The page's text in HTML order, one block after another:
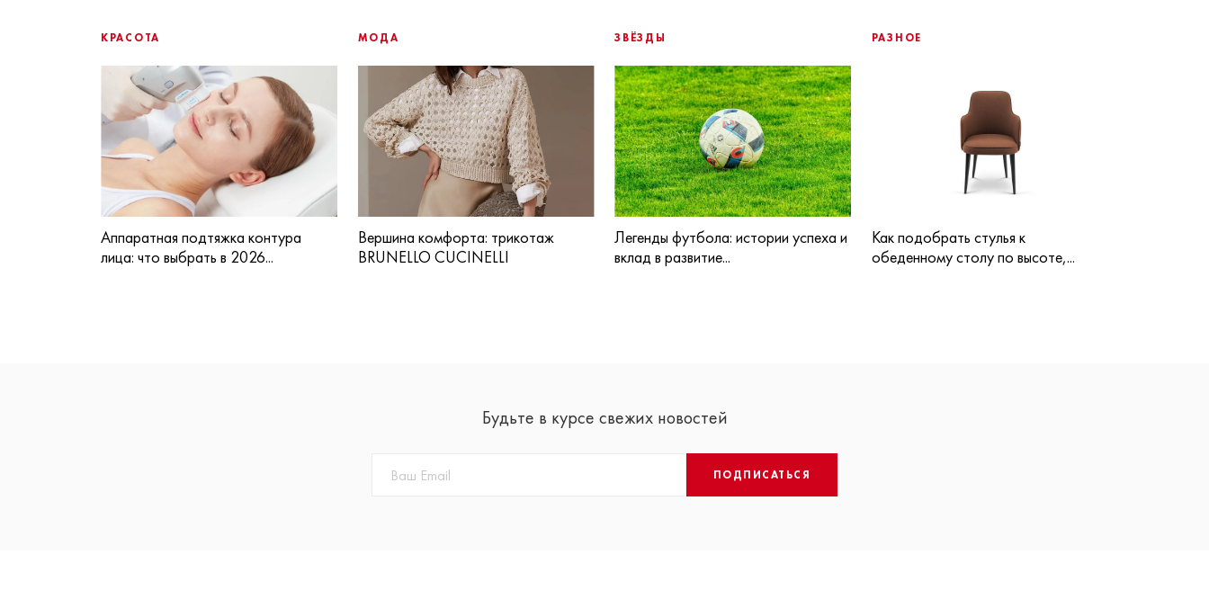
КРАСОТА
Аппаратная подтяжка контура
лица: что выбрать в 2026...
МОДА
Вершина комфорта: трикотаж
BRUNELLO CUCINELLI
ЗВЁЗДЫ
Легенды футбола: истории успеха и
вклад в развитие...
РАЗНОЕ
Как подобрать стулья к
обеденному столу по высоте,...
Будьте в курсе свежих новостей
ПОДПИСАТЬСЯ